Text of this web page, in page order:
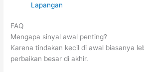
Lapangan
FAQ
Mengapa sinyal awal penting?
Karena tindakan kecil di awal biasanya
perbaikan besar di akhir.